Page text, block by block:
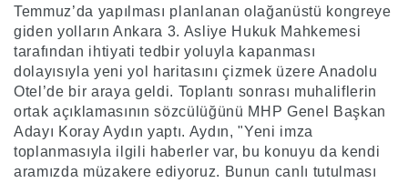
Temmuz’da yapılması planlanan olağanüstü kongreye
giden yolların Ankara 3. Asliye Hukuk Mahkemesi
tarafından ihtiyati tedbir yoluyla kapanması
dolayısıyla yeni yol haritasını çizmek üzere Anadolu
Otel’de bir araya geldi. Toplantı sonrası muhaliflerin
ortak açıklamasının sözcülüğünü MHP Genel Başkan
Adayı Koray Aydın yaptı. Aydın, "Yeni imza
toplanmasıyla ilgili haberler var, bu konuyu da kendi
aramızda müzakere ediyoruz. Bunun canlı tutulması